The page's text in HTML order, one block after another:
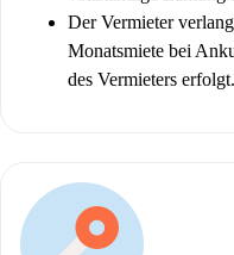
Der Vermieter
Monatsmiete bei
des Vermieters erfolgt.